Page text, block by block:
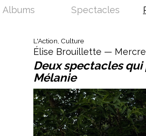
L'Action, Culture
Élise Brouillette —
Deux spectacles
Mélanie
Albums Spectacles